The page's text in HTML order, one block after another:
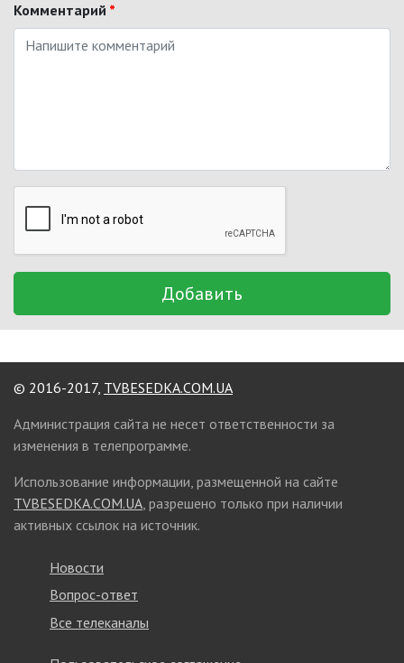
Комментарий *
Добавить
© 2016-2017, TVBESEDKA.COM.UA
Администрация сайта не несет ответственности за
изменения в телепрограмме.
Использование информации, размещенной на сайте
TVBESEDKA.COM.UA, разрешено только при наличии
активных ссылок на источник.
Новости
Вопрос-ответ
Все телеканалы